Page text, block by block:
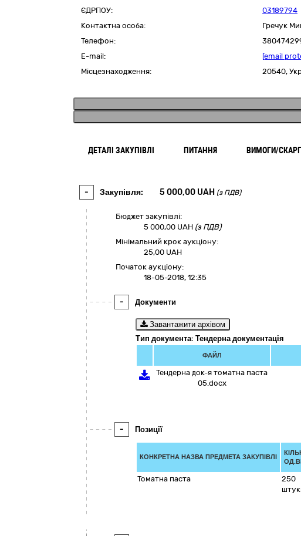
ЄДРПОУ:
03189794
Контактна особа:
Гречук
Телефон:
E-mail:
[email
Місцезнаходження:
20540,
ДЕТАЛІ ЗАКУПІВЛІ ПИТАННЯ ВИМОГИ/
- Закупівля: 5 000,00 UAH (з ПДВ)
Бюджет закупівлі:
5 000,00 UAH (з ПДВ)
Мінімальний крок аукціону:
25,00 UAH
Початок аукціону:
18-05-2018, 12:35
- Документи
Завантажити архівом
Тип документа: Тендерна документація
ФАЙЛ
Тендерна док-я томатна паста
05.docx
- Позиції
КОНКРЕТНА НАЗВА ПРЕДМЕТА ЗАКУПІВЛІ
Томатна паста
250